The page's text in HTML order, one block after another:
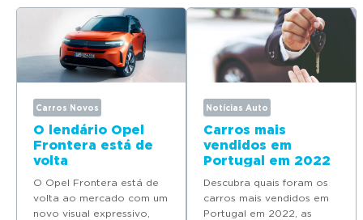
Carros Novos
O lendário Opel
Frontera está de
volta
O Opel Frontera está de
volta ao mercado com um
novo visual expressivo,
Notícias Auto
Carros mais
vendidos em
Portugal em 2022
Descubra quais foram os
carros mais vendidos em
Portugal em 2022, as